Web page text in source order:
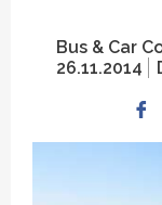
Bus & Car
26.11.2014